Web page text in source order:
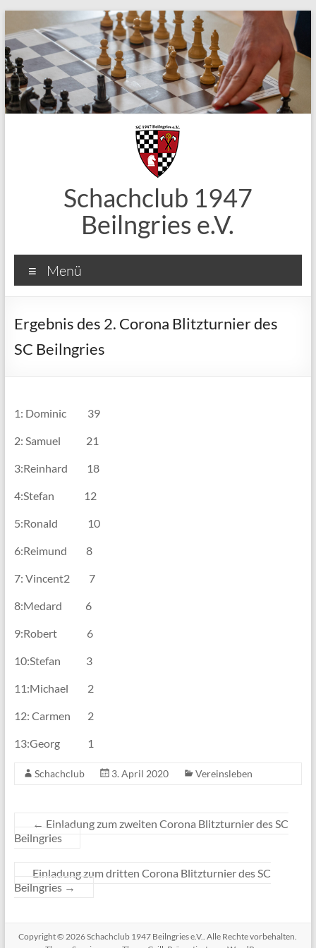
Inhalt
springen
Schachclub 1947
Beilngries e.V.
Menü
Ergebnis des 2. Corona Blitzturnier des
SC Beilngries
1: Dominic 39
2: Samuel 21
3:Reinhard 18
4:Stefan 12
5:Ronald 10
6:Reimund 8
7: Vincent2 7
8:Medard 6
9:Robert 6
10:Stefan 3
11:Michael 2
12: Carmen 2
13:Georg 1
Schachclub 3. April 2020 Vereinsleben
← Einladung zum zweiten Corona Blitzturnier des SC
Beilngries
Einladung zum dritten Corona Blitzturnier des SC
Beilngries →
Copyright © 2026Schachclub 1947 Beilngries e.V.. Alle Rechte vorbehalten.